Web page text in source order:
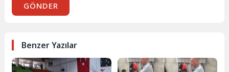
GÖNDER
Benzer Yazılar